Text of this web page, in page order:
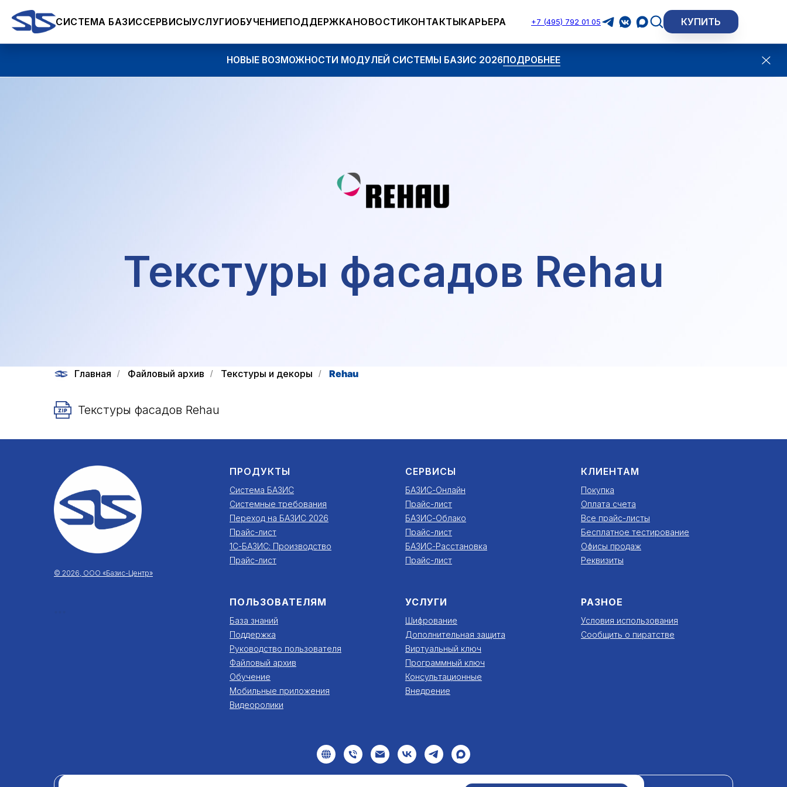
СИСТЕМА БАЗИССЕРВИСЫУСЛУГИОБУЧЕНИЕПОДДЕРЖКАНОВОСТИКОНТАКТЫКАРЬЕРА +7 (495) 792 01 05 КУПИТЬ
НОВЫЕ ВОЗМОЖНОСТИ МОДУЛЕЙ СИСТЕМЫ БАЗИС 2026
Текстуры фасадов Rehau
Главная / Файловый архив / Текстуры и декоры / Rehau
Текстуры фасадов Rehau
© 2026, ООО «Базис-Центр»
ПРОДУКТЫ
Система БАЗИС
Системные требования
Переход на БАЗИС 2026
Прайс-лист
1С-БАЗИС: Производство
Прайс-лист
СЕРВИСЫ
БАЗИС-Онлайн
Прайс-лист
БАЗИС-Облако
Прайс-лист
БАЗИС-Расстановка
Прайс-лист
КЛИЕНТАМ
Покупка
Оплата счета
Все прайс-листы
Бесплатное тестирование
Офисы продаж
Реквизиты
ПОЛЬЗОВАТЕЛЯМ
База знаний
Поддержка
Руководство пользователя
Файловый архив
Обучение
Мобильные приложения
Видеоролики
УСЛУГИ
Шифрование
Дополнительная защита
Виртуальный ключ
Программный ключ
Консультационные
Внедрение
РАЗНОЕ
Условия использования
Сообщить о пиратстве